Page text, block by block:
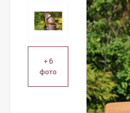
+ 6
фото